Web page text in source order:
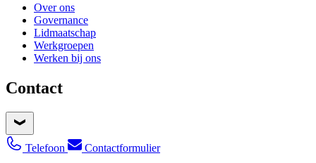
Over ons
Governance
Lidmaatschap
Werkgroepen
Werken bij ons
Contact
Telefoon Contactformulier